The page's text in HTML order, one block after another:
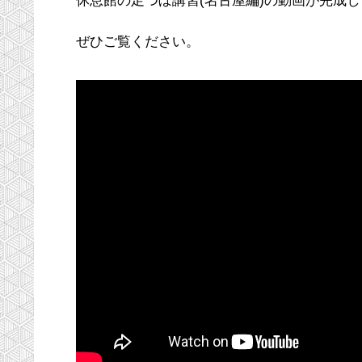
ぜひご覧ください。